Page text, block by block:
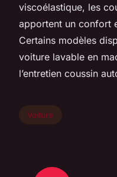
viscoélastique, les
apportent un confort
Certains modèles
voiture lavable en
l’entretien coussin
Voiture